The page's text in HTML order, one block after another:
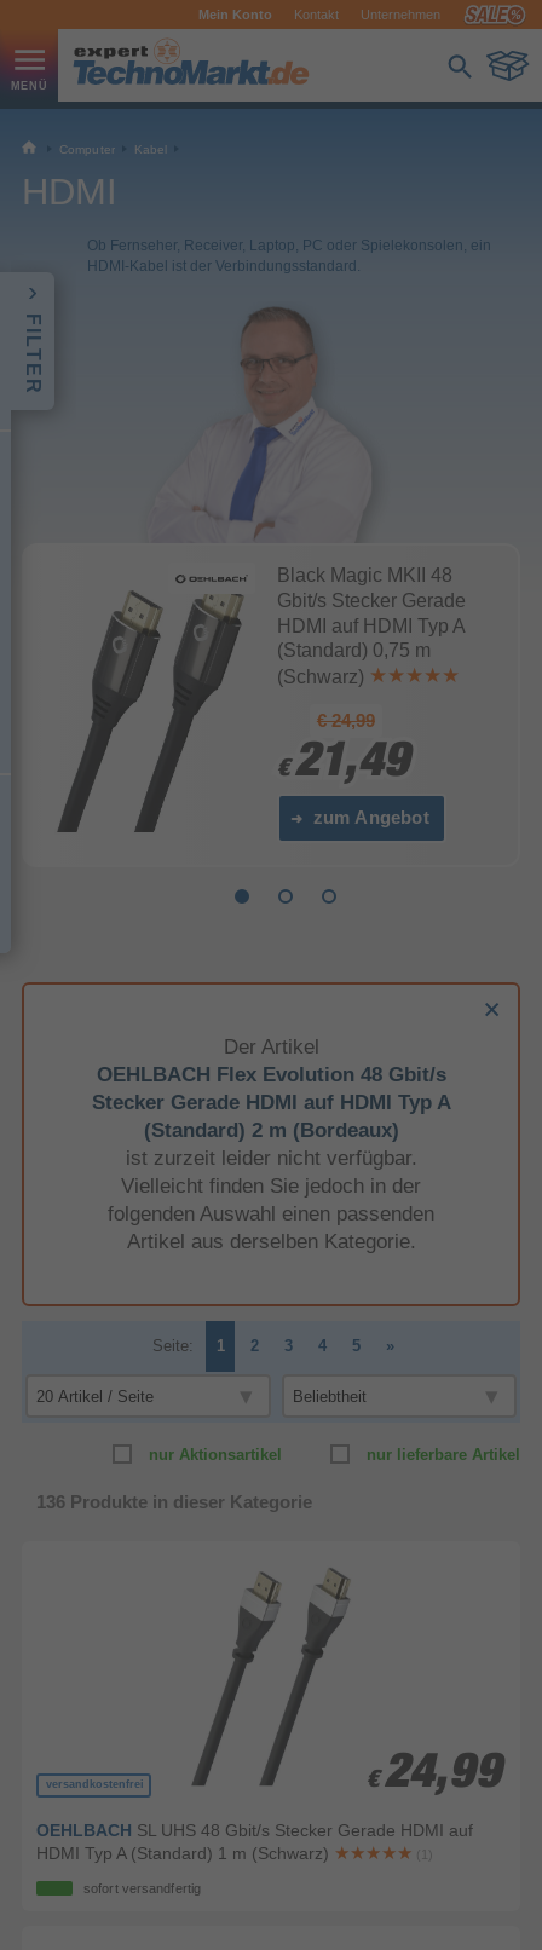
Mein Konto Kontakt Unternehmen
FILTER
Computer Kabel
HDMI
Ob Fernseher, Receiver, Laptop, PC oder Spielekonsolen, ein
HDMI-Kabel ist der Verbindungsstandard.
Black Magic MKII 48
Gbit/s Stecker Gerade
HDMI auf HDMI Typ A
(Standard) 0,75 m
(Schwarz)
€ 24,99
€ 21,49
€ 21,49
zum Angebot
Der Artikel
OEHLBACH Flex Evolution 48 Gbit/s
Stecker Gerade HDMI auf HDMI Typ A
(Standard) 2 m (Bordeaux)
ist zurzeit leider nicht verfügbar.
Vielleicht finden Sie jedoch in der
folgenden Auswahl einen passenden
Artikel aus derselben Kategorie.
Seite: 1 2 3 4 5 »
nur lieferbare Artikel
nur Aktionsartikel
136 Produkte in dieser Kategorie
versandkostenfrei € 24,99
€ 24,99
OEHLBACH SL UHS 48 Gbit/s Stecker Gerade HDMI auf
HDMI Typ A (Standard) 1 m (Schwarz)
(1)
sofort versandfertig